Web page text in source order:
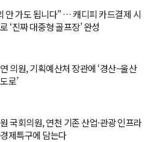
안 가도 됩니다” … 캐디피 카드결제 시
‘진짜 대중형 골프장’ 완성
의원, 기획예산처 장관에 ‘경산~울산
로’
국회의원, 연천 기존 산업·관광 인프라
제특구에 담는다